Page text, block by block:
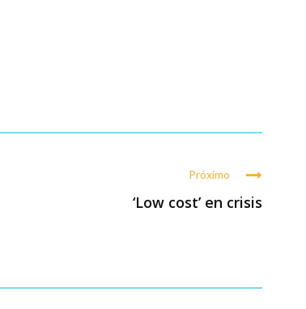
Próximo
‘Low cost’ en crisis